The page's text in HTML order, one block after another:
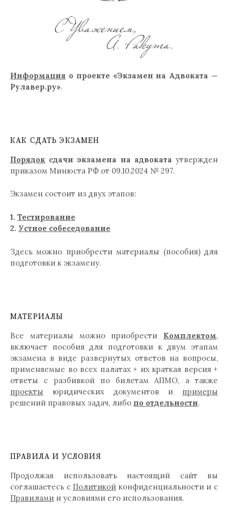
Информация о проекте «Экзамен на Адвоката —
Рулавер.ру».
КАК СДАТЬ ЭКЗАМЕН
Порядок сдачи экзамена на адвоката утвержден
приказом Минюста РФ от 09.10.2024 № 297.
Экзамен состоит из двух этапов:
1. Тестирование
2. Устное собеседование
Здесь можно приобрести материалы (пособия) для
подготовки к экзамену.
МАТЕРИАЛЫ
Все материалы можно приобрести Комплектом,
включает пособия для подготовки к двум этапам
экзамена в виде развернутых ответов на вопросы,
применяемые во всех палатах + их краткая версия +
ответы с разбивкой по билетам АПМО, а также
проекты юридических документов и примеры
решений правовых задач, либо по отдельности.
ПРАВИЛА И УСЛОВИЯ
Продолжая использовать настоящий сайт вы
соглашаетесь с Политикой конфиденциальности и с
Правилами и условиями его использования.